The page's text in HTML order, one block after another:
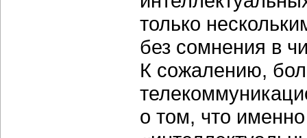
только
без сомнения в
К сожалению,
о том, что